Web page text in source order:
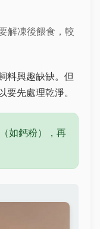
解凍後餵食，較
料興趣缺缺。但
先處理乾淨。
如鈣粉），再